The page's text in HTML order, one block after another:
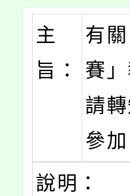
主
旨：
有
賽
請
參加
說明：